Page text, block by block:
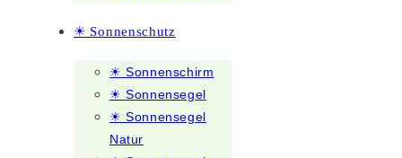
☀ Sonnenschutz
☀ Sonnenschirm
☀ Sonnensegel
☀ Sonnensegel
Natur